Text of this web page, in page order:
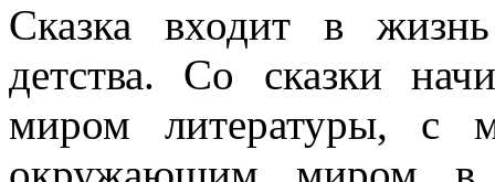
Сказка входит в
детства. Со сказки
миром литературы, с